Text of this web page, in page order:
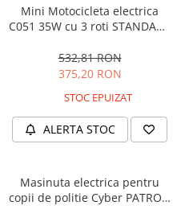
Mini Motocicleta electrica
C051 35W cu 3 roti STANDARD
532,81 RON
375,20 RON
STOC EPUIZAT
ALERTA STOC
Masinuta electrica pentru
copii de politie Cyber PATROL,